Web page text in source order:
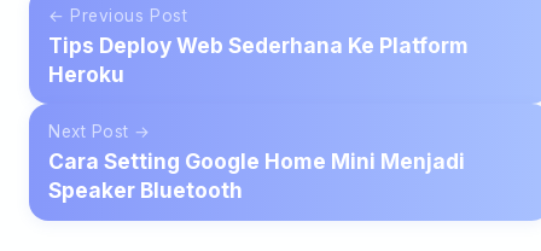
← Previous Post
Tips Deploy Web Sederhana Ke Platform
Heroku
Next Post →
Cara Setting Google Home Mini Menjadi
Speaker Bluetooth